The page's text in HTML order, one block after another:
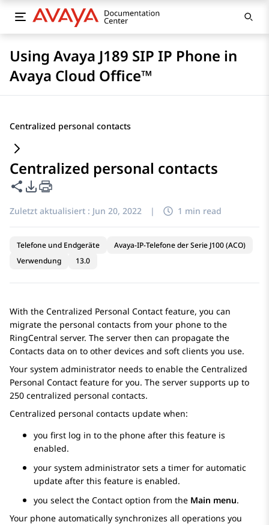
Using Avaya J189 SIP IP Phone in
Avaya Cloud Office™
Centralized personal contacts
Centralized personal contacts
Diese Seite teilen
PDF-Exportoptionen
Zuletzt aktualisiert : Jun 20, 2022 | 1 min read
Telefone und Endgeräte
Avaya-IP-Telefone der Serie J100 (ACO)
Verwendung
13.0
With the Centralized Personal Contact feature, you can
migrate the personal contacts from your phone to the
RingCentral server. The server then can propagate the
Contacts data on to other devices and soft clients you use.
Your system administrator needs to enable the Centralized
Personal Contact feature for you. The server supports up to
250 centralized personal contacts.
Centralized personal contacts update when:
you first log in to the phone after this feature is
enabled.
your system administrator sets a timer for automatic
update after this feature is enabled.
you select the Contact option from the Main menu.
Your phone automatically synchronizes all operations you